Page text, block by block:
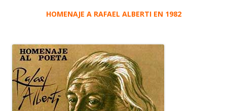
HOMENAJE A RAFAEL ALBERTI EN 1982